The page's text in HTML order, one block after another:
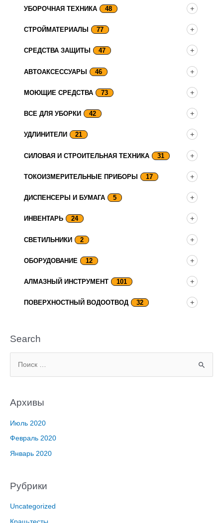
УБОРОЧНАЯ ТЕХНИКА 48
СТРОЙМАТЕРИАЛЫ 77
СРЕДСТВА ЗАЩИТЫ 47
АВТОАКСЕССУАРЫ 46
МОЮЩИЕ СРЕДСТВА 73
ВСЕ ДЛЯ УБОРКИ 42
УДЛИНИТЕЛИ 21
СИЛОВАЯ И СТРОИТЕЛЬНАЯ ТЕХНИКА 31
ТОКОИЗМЕРИТЕЛЬНЫЕ ПРИБОРЫ 17
ДИСПЕНСЕРЫ И БУМАГА 5
ИНВЕНТАРЬ 24
СВЕТИЛЬНИКИ 2
ОБОРУДОВАНИЕ 12
АЛМАЗНЫЙ ИНСТРУМЕНТ 101
ПОВЕРХНОСТНЫЙ ВОДООТВОД 32
Search
с
к
:
Архивы
Июль 2020
Февраль 2020
Январь 2020
Рубрики
Uncategorized